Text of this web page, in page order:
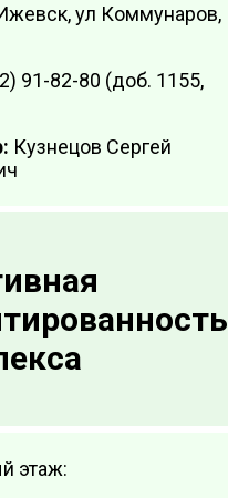
ул Коммунаров,
91-82-80 (доб. 1155,
Кузнецов Сергей
этаж: